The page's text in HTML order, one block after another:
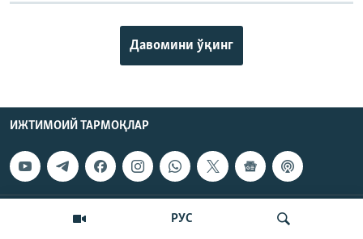
РУС
Давомини ўқинг
ИЖТИМОИЙ ТАРМОҚЛАР